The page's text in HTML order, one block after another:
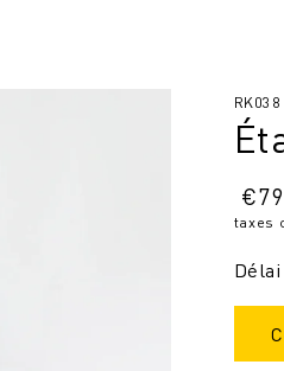
SKU
RK038
Prix
€
taxes